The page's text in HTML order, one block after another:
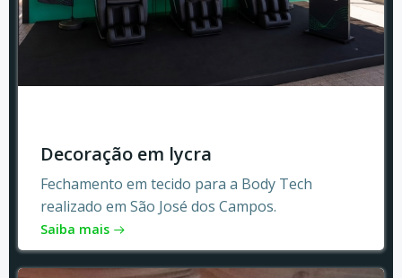
Decoração em lycra
Fechamento em tecido para a Body Tech
realizado em São José dos Campos.
Saiba mais